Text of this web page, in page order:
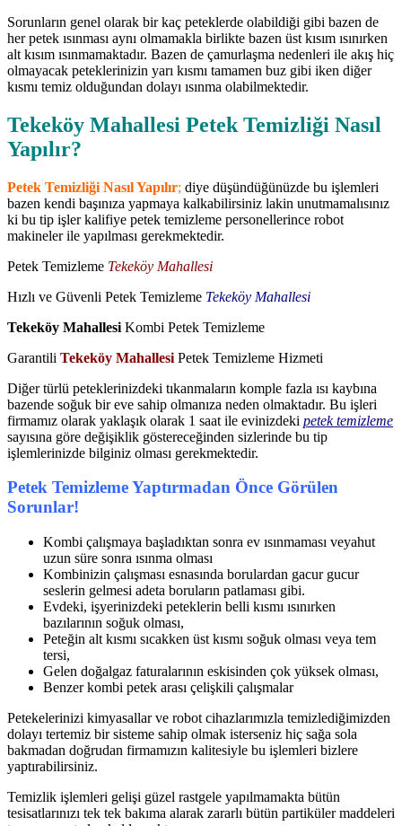
Sorunların genel olarak bir kaç peteklerde olabildiği gibi bazen de
her petek ısınması aynı olmamakla birlikte bazen üst kısım ısınırken
alt kısım ısınmamaktadır. Bazen de çamurlaşma nedenleri ile akış hiç
olmayacak peteklerinizin yarı kısmı tamamen buz gibi iken diğer
kısmı temiz olduğundan dolayı ısınma olabilmektedir.
Tekeköy Mahallesi Petek Temizliği Nasıl
Yapılır?
Petek Temizliği Nasıl Yapılır; diye düşündüğünüzde bu işlemleri
bazen kendi başınıza yapmaya kalkabilirsiniz lakin unutmamalısınız
ki bu tip işler kalifiye petek temizleme personellerince robot
makineler ile yapılması gerekmektedir.
Petek Temizleme Tekeköy Mahallesi
Hızlı ve Güvenli Petek Temizleme Tekeköy Mahallesi
Tekeköy Mahallesi Kombi Petek Temizleme
Garantili Tekeköy Mahallesi Petek Temizleme Hizmeti
Diğer türlü peteklerinizdeki tıkanmaların komple fazla ısı kaybına
bazende soğuk bir eve sahip olmanıza neden olmaktadır. Bu işleri
firmamız olarak yaklaşık olarak 1 saat ile evinizdeki petek temizleme
sayısına göre değişiklik göstereceğinden sizlerinde bu tip
işlemlerinizde bilginiz olması gerekmektedir.
Petek Temizleme Yaptırmadan Önce Görülen
Sorunlar!
Kombi çalışmaya başladıktan sonra ev ısınmaması veyahut
uzun süre sonra ısınma olması
Kombinizin çalışması esnasında borulardan gacur gucur
seslerin gelmesi adeta boruların patlaması gibi.
Evdeki, işyerinizdeki peteklerin belli kısmı ısınırken
bazılarının soğuk olması,
Peteğin alt kısmı sıcakken üst kısmı soğuk olması veya tem
tersi,
Gelen doğalgaz faturalarının eskisinden çok yüksek olması,
Benzer kombi petek arası çelişkili çalışmalar
Petekelerinizi kimyasallar ve robot cihazlarımızla temizlediğimizden
dolayı tertemiz bir sisteme sahip olmak isterseniz hiç sağa sola
bakmadan doğrudan firmamızın kalitesiyle bu işlemleri bizlere
yaptırabilirsiniz.
Temizlik işlemleri gelişi güzel rastgele yapılmamakta bütün
tesisatlarınızı tek tek bakıma alarak zararlı bütün partiküler maddeleri